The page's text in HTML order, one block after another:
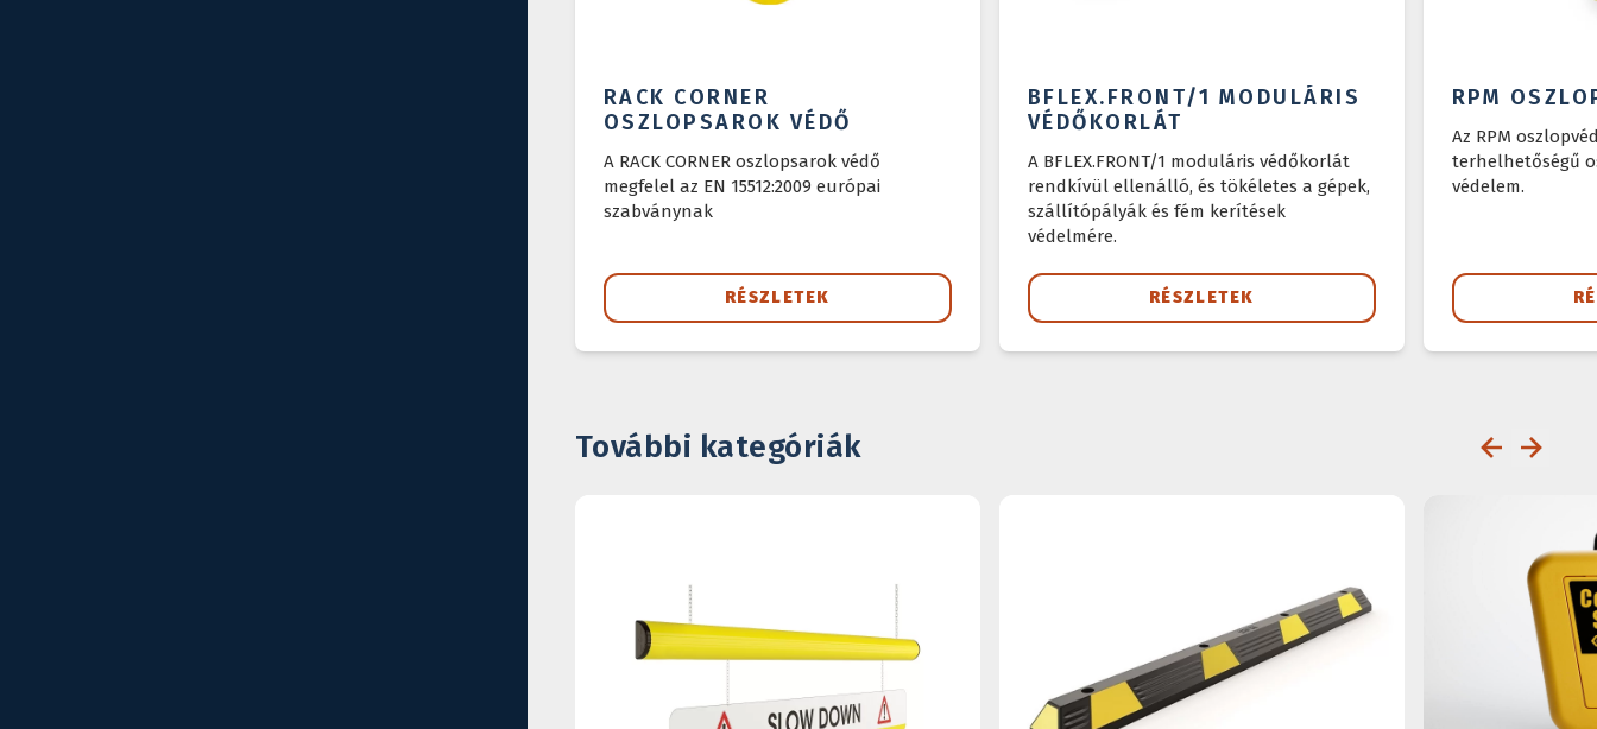
RACK CORNER
OSZLOPSAROK VÉDŐ
A RACK CORNER oszlopsarok védő
megfelel az EN 15512:2009 európai
szabványnak
RÉSZLETEK
BFLEX.FRONT/1 MODULÁRIS
VÉDŐKORLÁT
A BFLEX.FRONT/1 moduláris védőkorlát
rendkívül ellenálló, és tökéletes a gépek,
szállítópályák és fém kerítések
védelmére.
RÉSZLETEK
RPM
Az RPM
terhelhetőségű
védelem.
További kategóriák